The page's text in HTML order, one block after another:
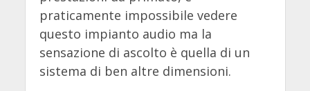
praticamente impossibile vedere
questo impianto audio ma la
sensazione di ascolto è quella di un
sistema di ben altre dimensioni.